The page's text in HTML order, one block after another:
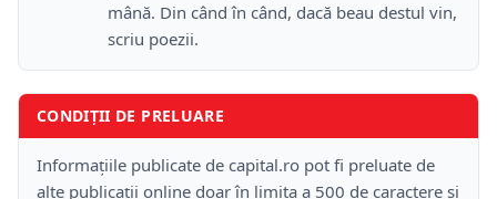
mână. Din când în când, dacă beau destul vin,
scriu poezii.
CONDIȚII DE PRELUARE
Informațiile publicate de capital.ro pot fi preluate de
alte publicații online doar în limita a 500 de caractere și